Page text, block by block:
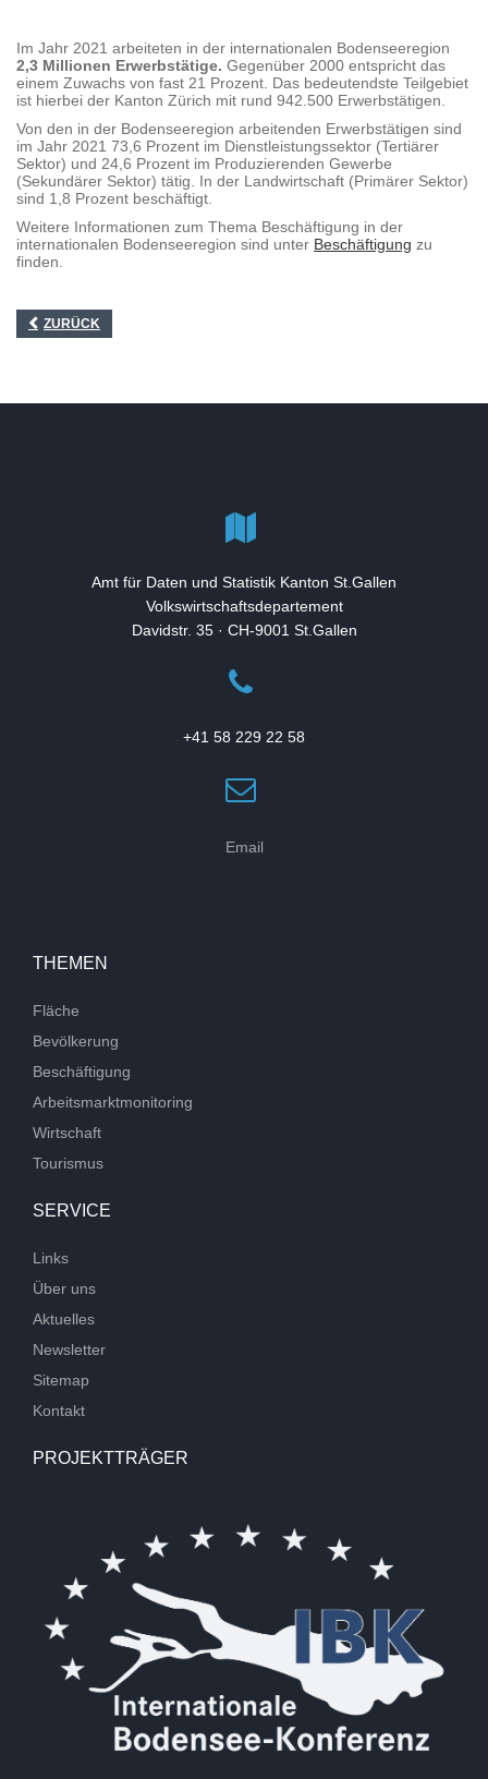
Im Jahr 2021 arbeiteten in der internationalen Bodenseeregion
2,3 Millionen Erwerbstätige. Gegenüber 2000 entspricht das
einem Zuwachs von fast 21 Prozent. Das bedeutendste Teilgebiet
ist hierbei der Kanton Zürich mit rund 942.500 Erwerbstätigen.
Von den in der Bodenseeregion arbeitenden Erwerbstätigen sind
im Jahr 2021 73,6 Prozent im Dienstleistungssektor (Tertiärer
Sektor) und 24,6 Prozent im Produzierenden Gewerbe
(Sekundärer Sektor) tätig. In der Landwirtschaft (Primärer Sektor)
sind 1,8 Prozent beschäftigt.
Weitere Informationen zum Thema Beschäftigung in der
internationalen Bodenseeregion sind unter Beschäftigung zu
finden.
ZURÜCK
Amt für Daten und Statistik Kanton St.Gallen
Volkswirtschaftsdepartement
Davidstr. 35 · CH-9001 St.Gallen
+41 58 229 22 58
Email
THEMEN
Fläche
Bevölkerung
Beschäftigung
Arbeitsmarktmonitoring
Wirtschaft
Tourismus
SERVICE
Links
Über uns
Aktuelles
Newsletter
Sitemap
Kontakt
PROJEKTTRÄGER